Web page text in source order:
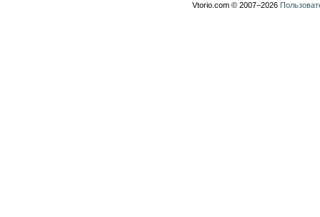
Vtorio.com © 2007−2026